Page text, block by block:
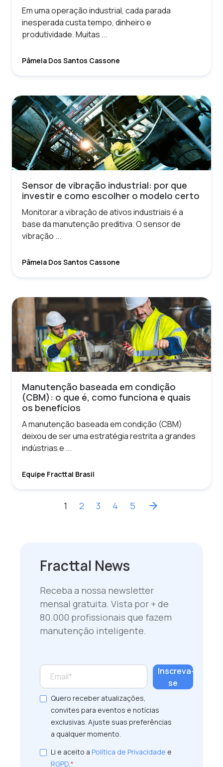
Em uma operação industrial, cada parada
inesperada custa tempo, dinheiro e
produtividade. Muitas ...
Pâmela Dos Santos Cassone
Sensor de vibração industrial: por que
investir e como escolher o modelo certo
Monitorar a vibração de ativos industriais é a
base da manutenção preditiva. O sensor de
vibração ...
Pâmela Dos Santos Cassone
Manutenção baseada em condição
(CBM): o que é, como funciona e quais
os benefícios
A manutenção baseada em condição (CBM)
deixou de ser uma estratégia restrita a grandes
indústrias e ...
Equipe Fracttal Brasil
1 2 3 4 5 arrow_forward
Fracttal News
Receba a nossa newsletter
mensal gratuita. Vista por + de
80.000 profissionais que fazem
manutenção inteligente.
Quero receber atualizações,
convites para eventos e notícias
exclusivas. Ajuste suas preferências
a qualquer momento.
Li e aceito a Política de Privacidade e
RGPD.*